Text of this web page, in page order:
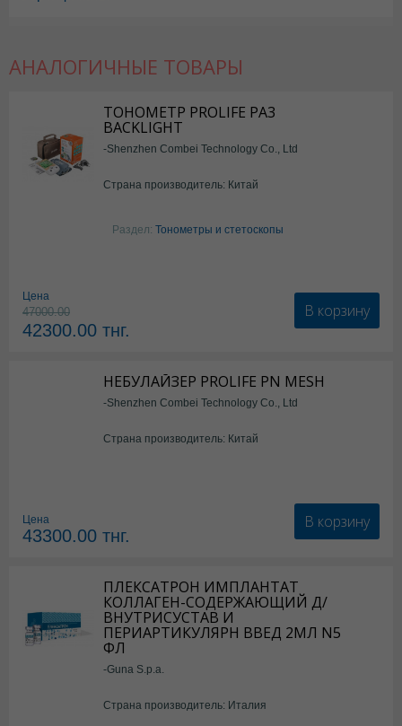
АНАЛОГИЧНЫЕ ТОВАРЫ
ТОНОМЕТР PROLIFE PA3
BACKLIGHT
-Shenzhen Combei Technology Co., Ltd
Страна производитель: Китай
Раздел: Тонометры и стетоскопы
Цена
47000.00
42300.00 тнг.
В корзину
НЕБУЛАЙЗЕР PROLIFE PN MESH
-Shenzhen Combei Technology Co., Ltd
Страна производитель: Китай
Цена
43300.00 тнг.
В корзину
ПЛЕКСАТРОН ИМПЛАНТАТ
КОЛЛАГЕН-СОДЕРЖАЮЩИЙ Д/
ВНУТРИСУСТАВ И
ПЕРИАРТИКУЛЯРН ВВЕД 2МЛ N5
ФЛ
-Guna S.p.a.
Страна производитель: Италия